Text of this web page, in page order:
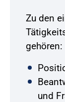
Zu den
gehören:
und